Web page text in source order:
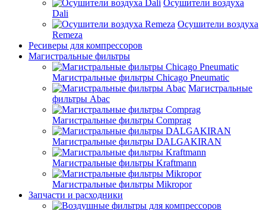
Осушители воздуха
Dali
Осушители воздуха
Remeza
Ресиверы для компрессоров
Магистральные фильтры
Магистральные фильтры Chicago Pneumatic
Магистральные
фильтры Abac
Магистральные фильтры Comprag
Магистральные фильтры DALGAKIRAN
Магистральные фильтры Kraftmann
Магистральные фильтры Mikropor
Запчасти и расходники